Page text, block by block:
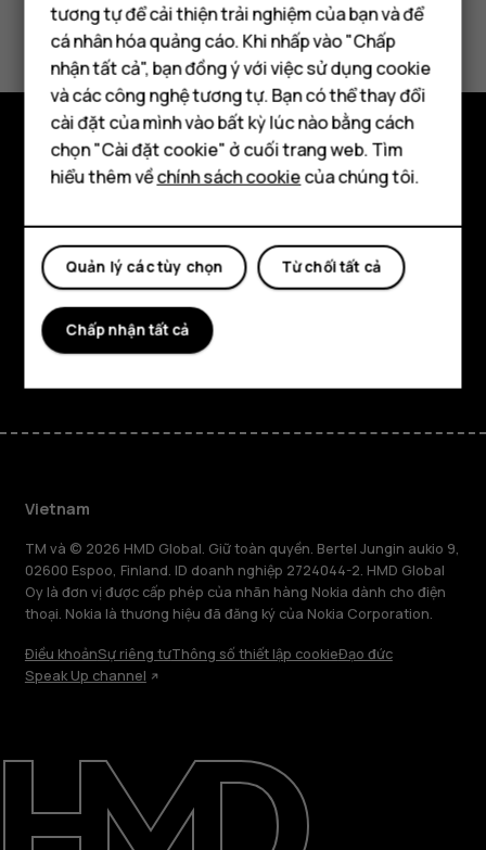
Điện thoại thông minh
Điện thoại phổ thông
Máy tính bảng
Giới thiệu
Sửa chữa, tái sử dụng, tái chế
Hỗ trợ
Bạn tìm được thông tin hữu ích không?
Có Không
Khám phá
Planet and people
Hỗ trợ
FacebookInstagram
TiktokYoutube
Vietnam
TM và © 2026 HMD Global. Giữ toàn quyền. Bertel Jungin aukio 9,
02600 Espoo, Finland. ID doanh nghiệp 2724044-2. HMD Global
Oy là đơn vị được cấp phép của nhãn hàng Nokia dành cho điện
thoại. Nokia là thương hiệu đã đăng ký của Nokia Corporation.
Điều khoảnSự riêng tưThông số thiết lập cookieĐạo đức
Speak Up channel
tương tự để cải thiện trải nghiệm của bạn và để
cá nhân hóa quảng cáo. Khi nhấp vào "Chấp
nhận tất cả", bạn đồng ý với việc sử dụng cookie
và các công nghệ tương tự. Bạn có thể thay đổi
cài đặt của mình vào bất kỳ lúc nào bằng cách
chọn "Cài đặt cookie" ở cuối trang web. Tìm
hiểu thêm vềchính sách cookiecủa chúng tôi.
Từ chối tất cả
Quản lý các tùy chọn
Chấp nhận tất cả